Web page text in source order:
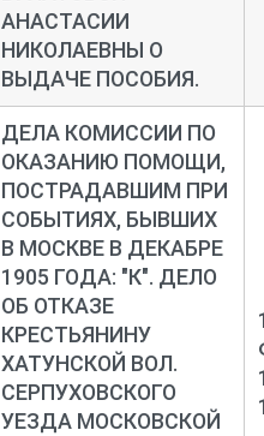
АНАСТАСИИ
НИКОЛАЕВНЫ О
ВЫДАЧЕ ПОСОБИЯ.
ДЕЛА КОМИССИИ ПО
ОКАЗАНИЮ ПОМОЩИ,
ПОСТРАДАВШИМ ПРИ
СОБЫТИЯХ, БЫВШИХ
В МОСКВЕ В ДЕКАБРЕ
1905 ГОДА: "К". ДЕЛО
ОБ ОТКАЗЕ
КРЕСТЬЯНИНУ
ХАТУНСКОЙ ВОЛ.
СЕРПУХОВСКОГО
УЕЗДА МОСКОВСКОЙ